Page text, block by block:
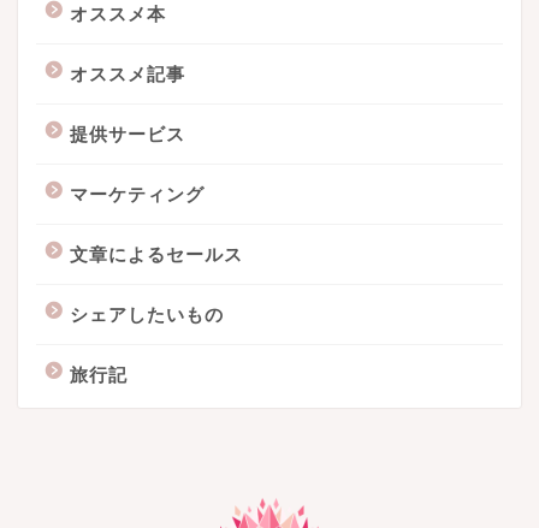
オススメ本
オススメ記事
提供サービス
マーケティング
文章によるセールス
シェアしたいもの
旅行記